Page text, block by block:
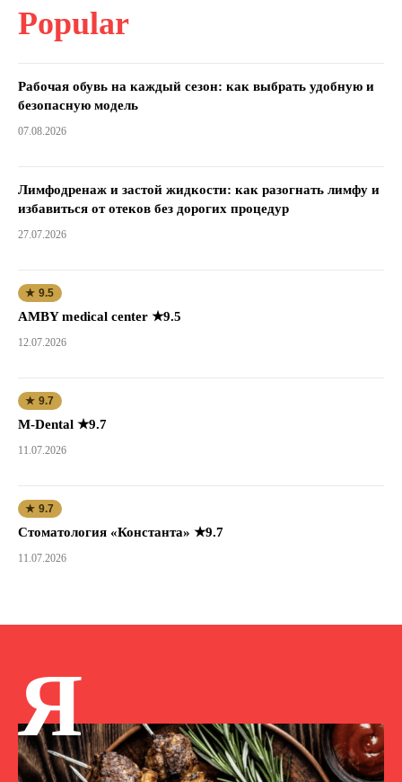
Popular
Рабочая обувь на каждый сезон: как выбрать удобную и
безопасную модель
07.08.2026
Лимфодренаж и застой жидкости: как разогнать лимфу и
избавиться от отеков без дорогих процедур
27.07.2026
★ 9.5
AMBY medical center ★9.5
12.07.2026
★ 9.7
M-Dental ★9.7
11.07.2026
★ 9.7
Стоматология «Константа» ★9.7
11.07.2026
Я